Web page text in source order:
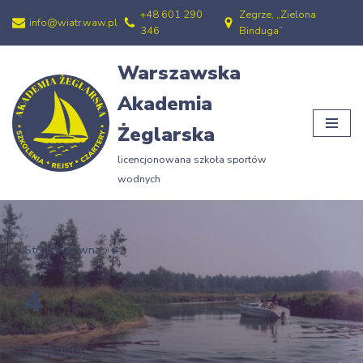
Przejdź
treści
info@wiatr.waw.pl
+48 601 290
346
Zegrze, „Zielona
Binduga”
Warszawska
Akademia
Żeglarska
licencjonowana szkoła sportów
wodnych
Strona główna»4
4
29/12/2012